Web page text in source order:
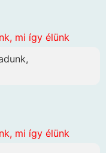
mi így élünk
mi így élünk